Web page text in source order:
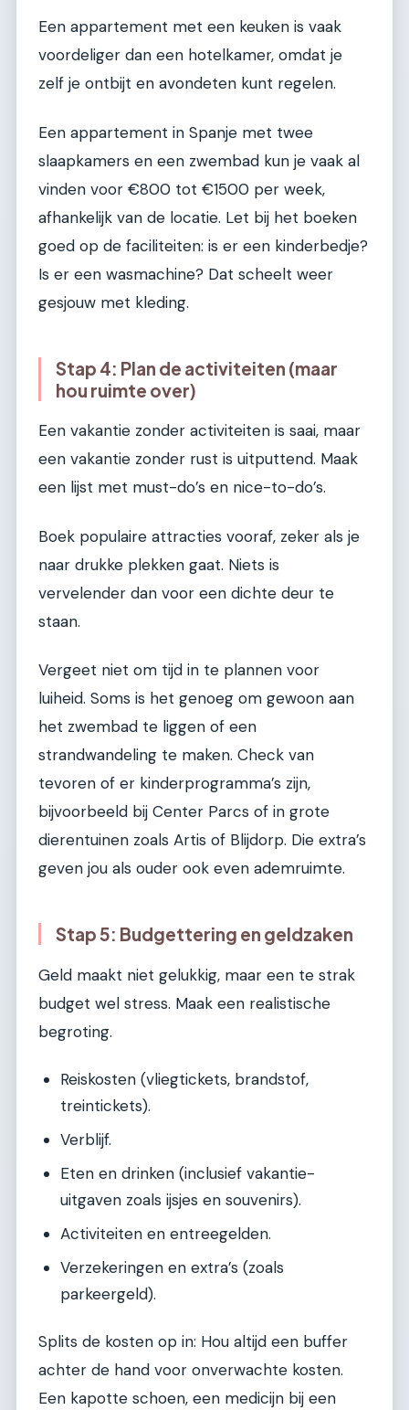
Een appartement met een keuken is vaak
voordeliger dan een hotelkamer, omdat je
zelf je ontbijt en avondeten kunt regelen.
Een appartement in Spanje met twee
slaapkamers en een zwembad kun je vaak al
vinden voor €800 tot €1500 per week,
afhankelijk van de locatie. Let bij het boeken
goed op de faciliteiten: is er een kinderbedje?
Is er een wasmachine? Dat scheelt weer
gesjouw met kleding.
Stap 4: Plan de activiteiten (maar
hou ruimte over)
Een vakantie zonder activiteiten is saai, maar
een vakantie zonder rust is uitputtend. Maak
een lijst met must-do’s en nice-to-do’s.
Boek populaire attracties vooraf, zeker als je
naar drukke plekken gaat. Niets is
vervelender dan voor een dichte deur te
staan.
Vergeet niet om tijd in te plannen voor
luiheid. Soms is het genoeg om gewoon aan
het zwembad te liggen of een
strandwandeling te maken. Check van
tevoren of er kinderprogramma’s zijn,
bijvoorbeeld bij Center Parcs of in grote
dierentuinen zoals Artis of Blijdorp. Die extra’s
geven jou als ouder ook even ademruimte.
Stap 5: Budgettering en geldzaken
Geld maakt niet gelukkig, maar een te strak
budget wel stress. Maak een realistische
begroting.
Reiskosten (vliegtickets, brandstof,
treintickets).
Verblijf.
Eten en drinken (inclusief vakantie-
uitgaven zoals ijsjes en souvenirs).
Activiteiten en entreegelden.
Verzekeringen en extra’s (zoals
parkeergeld).
Splits de kosten op in: Hou altijd een buffer
achter de hand voor onverwachte kosten.
Een kapotte schoen, een medicijn bij een